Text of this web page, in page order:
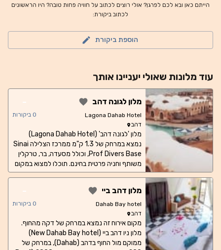
הייתם כאן ובא לכם לפרגן? אולי רוצים לכתוב על חוויה פחות טובה? היו הראשונים
לכתוב ביקורת:
הוספת ביקורת
עוד מלונות שאולי יעניינו אותך
מלון לגונה דהב
Lagona Dahab Hotel
דהב
-
0 ביקורות
מלון 'לגונה דהב' (Lagona Dahab Hotel)
נמצא במרחק של 1.3 ק"מ ממרכז הצלילה Sinai
Prof Divers Base, וכולל מסעדה, בר, טרקלין
משותף וחניה פרטית בחינם. תוכלו למצוא במקום
האירוח מתקנים כמו גינה, אזור חוף פרטי,
ביממה, שירות חדרים ושירות המרת מט"ח. חדרי
האירוח ממוזגים, וביחידות מסוימות יש טרסה.
תוכלו ליהנות במקום האירוח מארוחת בוקר חלאל.
זה מקום אירוח בדירוג 2 כוכבים, שכולל בריכה
מקורה ומתקני שעשועים לילדים וילדות. תוכלו
לצאת לפעילויות כמו שנורקלינג ורכיבה על
מלון דהב ביי
Dahab Bay hotel
דהב
-
0 ביקורות
מקום אירוח זה נמצא במרחק של דקה מהחוף.
מלון ניו דהב ביי (New Dahab Bay hotel)
ממוקם מול החוף בדהב (Dahab), במרחק של